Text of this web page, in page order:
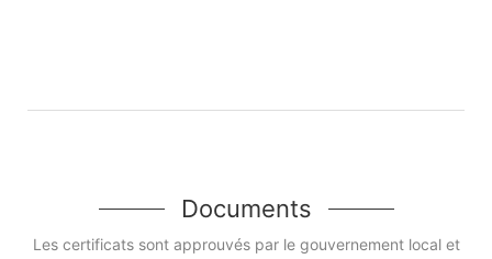
Documents
Les certificats sont approuvés par le gouvernement local et